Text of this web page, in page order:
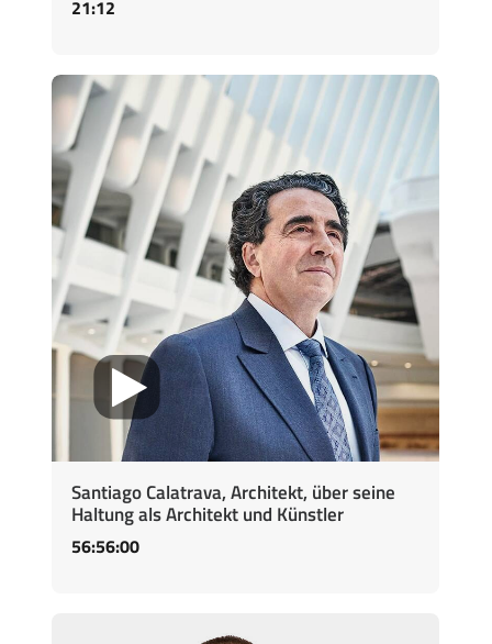
21:12
Santiago Calatrava, Architekt, über seine
Haltung als Architekt und Künstler
56:56:00